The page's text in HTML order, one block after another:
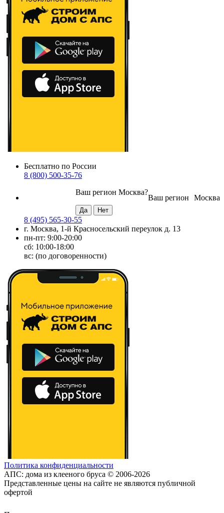
Бесплатно по России
8 (800) 500-35-76
Москва
Ваш регион
Ваш регион Москва?
8 (495) 565-30-55
г. Москва, 1-й Красносельский переулок д. 13
пн-пт: 9:00-20:00
сб: 10:00-18:00
вс: (по договоренности)
Политика конфиденциальности
АПС: дома из клееного бруса © 2006-2026
Представленные цены на сайте не являются публичной
офертой